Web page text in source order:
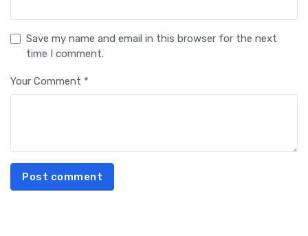
Save my name and email in this browser for the next
time I comment.
Your Comment *
Post comment